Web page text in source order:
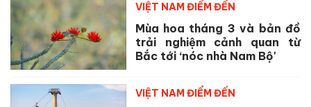
VIỆT NAM ĐIỂM ĐẾN
Mùa hoa tháng 3 và bản đồ
trải nghiệm cảnh quan từ
Bắc tới ‘nóc nhà Nam Bộ'
VIỆT NAM ĐIỂM ĐẾN